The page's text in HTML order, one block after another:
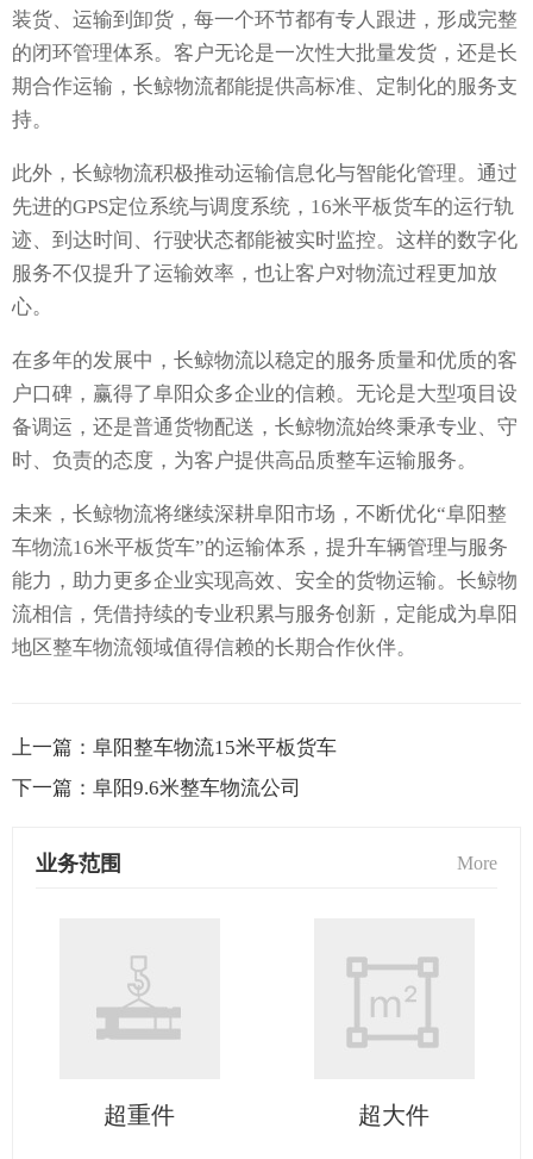
装货、运输到卸货，每一个环节都有专人跟进，形成完整
的闭环管理体系。客户无论是一次性大批量发货，还是长
期合作运输，长鲸物流都能提供高标准、定制化的服务支
持。
此外，长鲸物流积极推动运输信息化与智能化管理。通过
先进的GPS定位系统与调度系统，16米平板货车的运行轨
迹、到达时间、行驶状态都能被实时监控。这样的数字化
服务不仅提升了运输效率，也让客户对物流过程更加放
心。
在多年的发展中，长鲸物流以稳定的服务质量和优质的客
户口碑，赢得了阜阳众多企业的信赖。无论是大型项目设
备调运，还是普通货物配送，长鲸物流始终秉承专业、守
时、负责的态度，为客户提供高品质整车运输服务。
未来，长鲸物流将继续深耕阜阳市场，不断优化“阜阳整
车物流16米平板货车”的运输体系，提升车辆管理与服务
能力，助力更多企业实现高效、安全的货物运输。长鲸物
流相信，凭借持续的专业积累与服务创新，定能成为阜阳
地区整车物流领域值得信赖的长期合作伙伴。
上一篇： 阜阳整车物流15米平板货车
下一篇： 阜阳9.6米整车物流公司
业务范围 More
超重件 超大件